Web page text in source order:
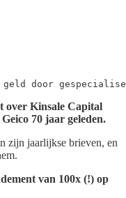
geld door
over Kinsale Capital
70 jaar geleden.
zijn jaarlijkse brieven, en
van 100x (!) op